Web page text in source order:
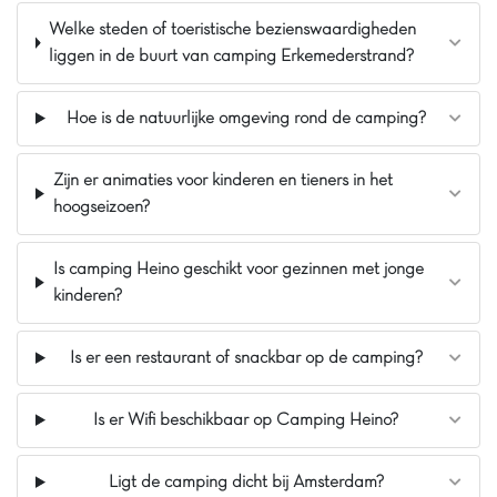
Pluspunten
Gelegen in Doesburg bij Arnhem
Directe toegang tot de rivier
Waterpark en glijbanen inbegrepen
Welke steden of toeristische bezienswaardigheden
liggen in de buurt van camping Erkemederstrand?
Hoe is de natuurlijke omgeving rond de camping?
Zijn er animaties voor kinderen en tieners in het
hoogseizoen?
Is camping Heino geschikt voor gezinnen met jonge
kinderen?
Is er een restaurant of snackbar op de camping?
Is er Wifi beschikbaar op Camping Heino?
Ligt de camping dicht bij Amsterdam?